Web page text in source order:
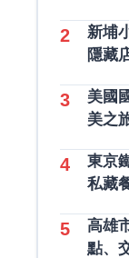
2
新埔
隱藏
3
美國
美之
4
東京
私藏
5
高雄
點、